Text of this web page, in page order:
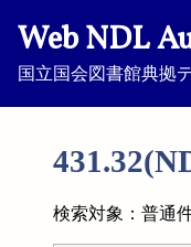
Web NDL
国立国会図書館典拠
検索対象：普通